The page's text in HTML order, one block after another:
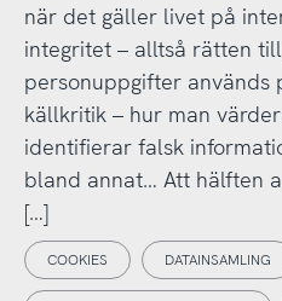
när det gäller livet på
integritet – alltså rätten
personuppgifter används
källkritik – hur man
identifierar falsk
bland annat… Att hälften
[…]
COOKIES DATAINSAMLING